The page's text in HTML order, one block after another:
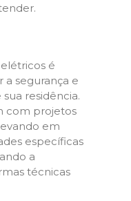
é
segurança e
residência.
com projetos
em
específicas
a
técnicas